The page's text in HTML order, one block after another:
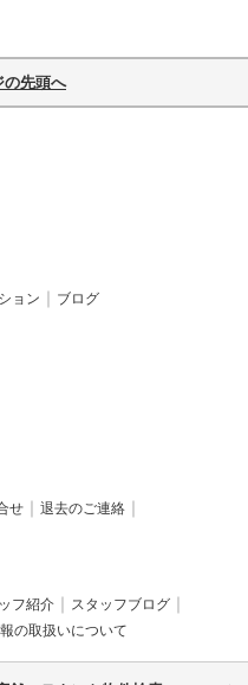
の先頭へ
ョン ブログ
せ
退去のご連絡
フ紹介
スタッフブログ
の取扱いについて